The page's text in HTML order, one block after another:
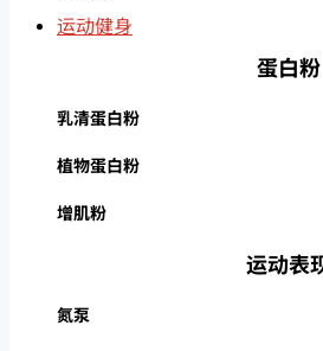
运动健身
蛋白粉
乳清蛋白粉
植物蛋白粉
增肌粉
运动表
氮泵